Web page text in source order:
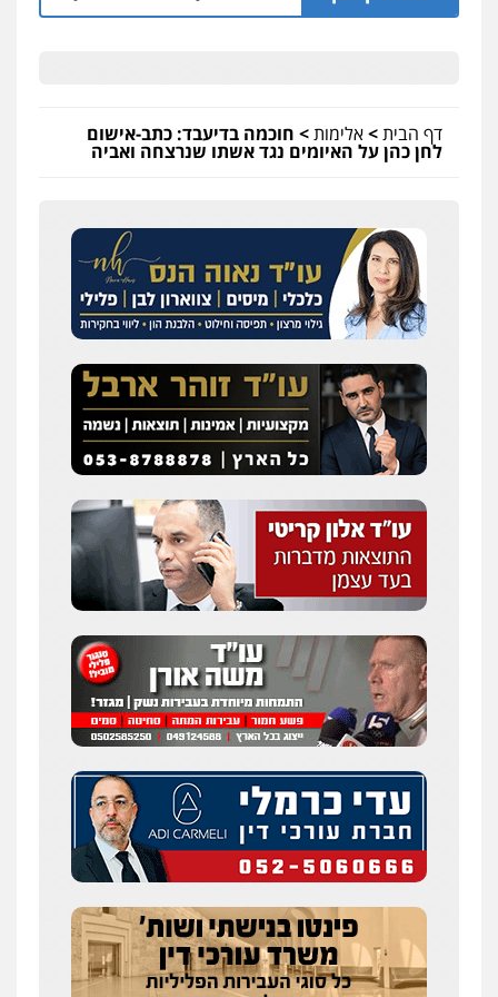
דף הבית>אלימות> חוכמה בדיעבד: כתב-אישום
לחן כהן על האיומים נגד אשתו שנרצחה ואביה